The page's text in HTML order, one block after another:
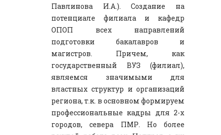
Павлинова И.А.). Создание на
потенциале филиала и кафедр
ОПОП всех направлений
подготовки бакалавров и
магистров. Причем, как
государственный ВУЗ (филиал),
являемся значимыми для
властных структур и организаций
региона, т.к. в основном формируем
профессиональные кадры для 2-х
городов, севера ПМР. Но более